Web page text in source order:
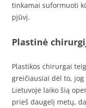
tinkamai suformuoti
pjūvį.
Plastinė
Plastikos chirurgai
greičiausiai dėl to,
Lietuvoje laiko šią
prieš daugelį metų,